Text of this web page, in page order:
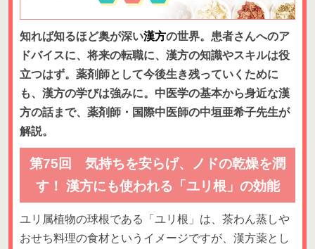
知れば知るほど奥が深い漢方の世界。患者さんへのア
ドバイスに、将来の転職に、漢方の知識やスキルは役
立つはず。薬剤師として今後生き残っていくために
も、漢方の学びは強みに。中医学の基本から身近な漢
方の話まで、薬剤師・国際中医師の中垣亜希子先生が
解説。
第75回 気持ちを安らげ、ノドの乾燥を潤
す！ 漢方にも使われる「ユリ根」の効能
ユリ属植物の球根である「ユリ根」は、茶わん蒸しや
おせち料理の食材というイメージですが、漢方薬とし